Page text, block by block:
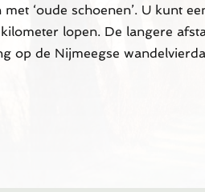
‘oude schoenen’. U kunt
lopen. De langere
op de Nijmeegse